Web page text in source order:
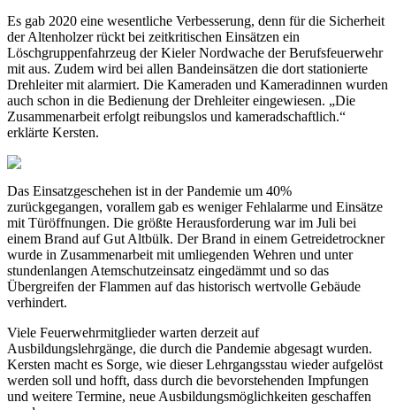
Es gab 2020 eine wesentliche Verbesserung, denn für die Sicherheit
der Altenholzer rückt bei zeitkritischen Einsätzen ein
Löschgruppenfahrzeug der Kieler Nordwache der Berufsfeuerwehr
mit aus. Zudem wird bei allen Bandeinsätzen die dort stationierte
Drehleiter mit alarmiert. Die Kameraden und Kameradinnen wurden
auch schon in die Bedienung der Drehleiter eingewiesen. „Die
Zusammenarbeit erfolgt reibungslos und kameradschaftlich.“
erklärte Kersten.
Das Einsatzgeschehen ist in der Pandemie um 40%
zurückgegangen, vorallem gab es weniger Fehlalarme und Einsätze
mit Türöffnungen. Die größte Herausforderung war im Juli bei
einem Brand auf Gut Altbülk. Der Brand in einem Getreidetrockner
wurde in Zusammenarbeit mit umliegenden Wehren und unter
stundenlangen Atemschutzeinsatz eingedämmt und so das
Übergreifen der Flammen auf das historisch wertvolle Gebäude
verhindert.
Viele Feuerwehrmitglieder warten derzeit auf
Ausbildungslehrgänge, die durch die Pandemie abgesagt wurden.
Kersten macht es Sorge, wie dieser Lehrgangsstau wieder aufgelöst
werden soll und hofft, dass durch die bevorstehenden Impfungen
und weitere Termine, neue Ausbildungsmöglichkeiten geschaffen